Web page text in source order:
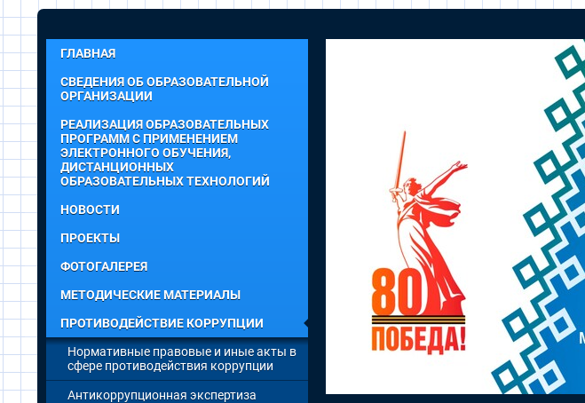
ГЛАВНАЯ
СВЕДЕНИЯ ОБ ОБРАЗОВАТЕЛЬНОЙ
ОРГАНИЗАЦИИ
РЕАЛИЗАЦИЯ ОБРАЗОВАТЕЛЬНЫХ
ПРОГРАММ С ПРИМЕНЕНИЕМ
ЭЛЕКТРОННОГО ОБУЧЕНИЯ,
ДИСТАНЦИОННЫХ
ОБРАЗОВАТЕЛЬНЫХ ТЕХНОЛОГИЙ
НОВОСТИ
ПРОЕКТЫ
ФОТОГАЛЕРЕЯ
МЕТОДИЧЕСКИЕ МАТЕРИАЛЫ
ПРОТИВОДЕЙСТВИЕ КОРРУПЦИИ
Нормативные правовые и иные акты в
сфере противодействия коррупции
Антикоррупционная экспертиза